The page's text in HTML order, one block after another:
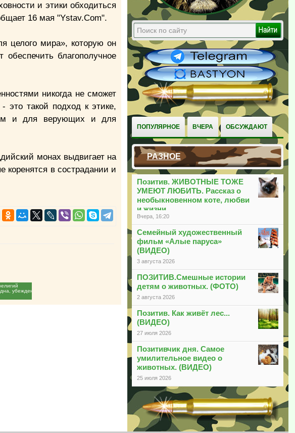
ПОПУЛЯРНОЕ ВЧЕРА ОБСУЖДАЮТ
РАЗНОЕ
Позитив. ЖИВОТНЫЕ ТОЖЕ
УМЕЮТ ЛЮБИТЬ. Рассказ о
необыкновенном коте, любви
и жизни
Вчера, 16:20
Семейный художественный
фильм «Алые паруса»
(ВИДЕО)
3 августа 2026
ПОЗИТИВ.Смешные истории
детям о животных. (ФОТО)
2 августа 2026
Позитив. Как живёт лес...
(ВИДЕО)
27 июля 2026
Позитивчик дня. Самое
умилительное видео о
животных. (ВИДЕО)
25 июля 2026
и этики обходиться
16 мая "Ystav.Com".
целого мира», которую он
благополучное
никогда не сможет
это такой подход к этике,
и для верующих и для
монах выдвигает на
коренятся в сострадании и
убежден